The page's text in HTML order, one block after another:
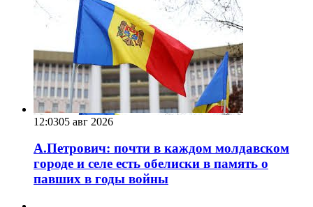
12:0305 авг 2026
А.Петрович: почти в каждом молдавском
городе и селе есть обелиски в память о
павших в годы войны